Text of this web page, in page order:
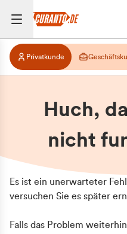
Privatkunde
Huch,
nicht
Es ist ein unerwarteter
versuchen Sie es später
Falls das Problem